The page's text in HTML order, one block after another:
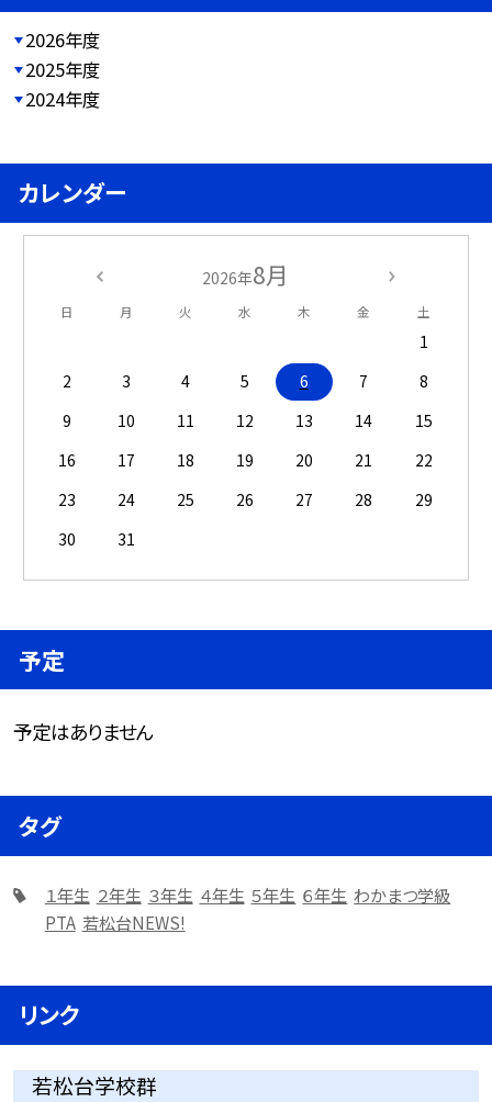
2026年度
2025年度
2024年度
カレンダー
2026年8月
日 月 火 水 木 金 土
1
2
3 4 5 6 7
8
9
10 11 12 13 14
15
16
17 18 19 20 21
22
23
24 25 26 27 28
29
30
31
予定
予定はありません
タグ
１年生 ２年生 ３年生 ４年生 ５年生 ６年生 わかまつ学級
PTA 若松台NEWS!
リンク
若松台学校群